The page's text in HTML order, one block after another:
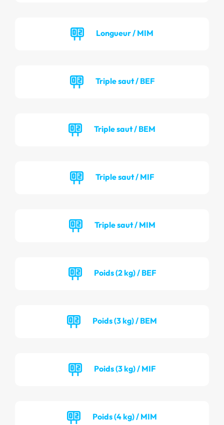
Longueur / MIM
Triple saut / BEF
Triple saut / BEM
Triple saut / MIF
Triple saut / MIM
Poids (2 kg) / BEF
Poids (3 kg) / BEM
Poids (3 kg) / MIF
Poids (4 kg) / MIM